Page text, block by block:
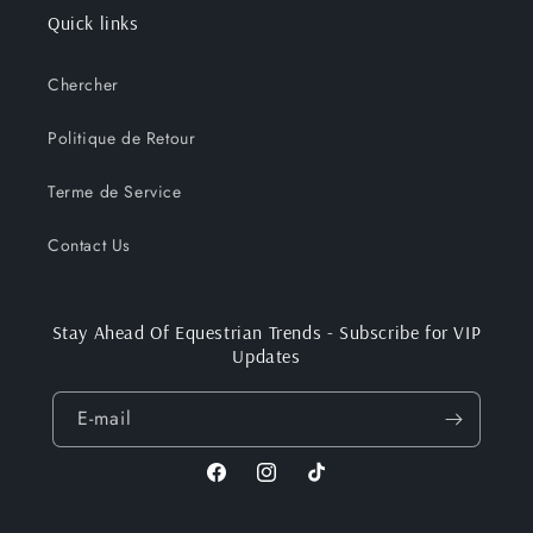
Quick links
Chercher
Politique de Retour
Terme de Service
Contact Us
Stay Ahead Of Equestrian Trends - Subscribe for VIP
Updates
E-mail
FacebookInstagramTikTok